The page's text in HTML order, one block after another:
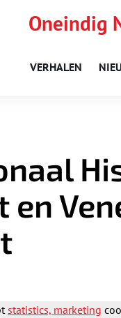
Oneindig
VERHALEN
en
statistics, marketing